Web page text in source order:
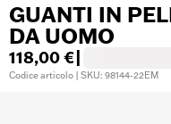
GUANTI IN
DA UOMO
118,00 €
Codice articolo | SKU: 98144-22EM